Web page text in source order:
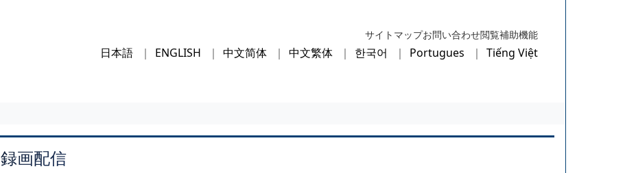
サイトマップお問い合わせ閲覧補助機能
日本語 ENGLISH 中文简体 中文繁体 한국어 Portugues Tiếng Việt
録画配信